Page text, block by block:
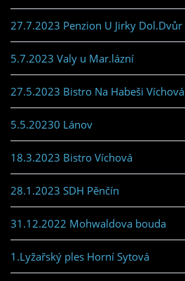
27.7.2023 Penzion U Jirky Dol.Dvůr
5.7.2023 Valy u Mar.lázní
27.5.2023 Bistro Na Habeši Víchová
5.5.20230 Lánov
18.3.2023 Bistro Víchová
28.1.2023 SDH Pěnčín
31.12.2022 Mohwaldova bouda
1.Lyžařský ples Horní Sytová